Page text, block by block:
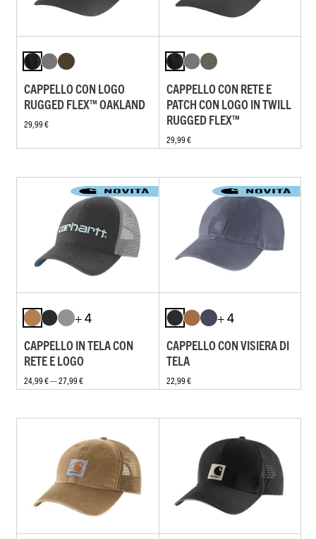
CAPPELLO CON LOGO
RUGGED FLEX™ OAKLAND
29,99 €
CAPPELLO CON RETE E
PATCH CON LOGO IN TWILL
RUGGED FLEX™
29,99 €
+ 4
CAPPELLO IN TELA CON
RETE E LOGO
24,99 € — 27,99 €
+ 4
CAPPELLO CON VISIERA DI
TELA
22,99 €